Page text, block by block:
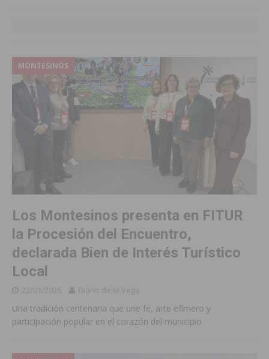
MONTESINOS
Los Montesinos presenta en FITUR
la Procesión del Encuentro,
declarada Bien de Interés Turístico
Local
22/01/2026 Diario de la Vega
Una tradición centenaria que une fe, arte efímero y
participación popular en el corazón del municipio